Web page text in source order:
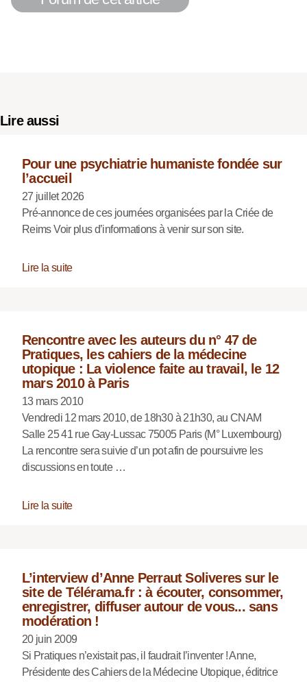
Lire aussi
Pour une psychiatrie humaniste fondée sur
l’accueil
27 juillet 2026
Pré-annonce de ces journées organisées par la Criée de
Reims Voir plus d’informations à venir sur son site.
Lire la suite
Rencontre avec les auteurs du n° 47 de
Pratiques, les cahiers de la médecine
utopique : La violence faite au travail, le 12
mars 2010 à Paris
13 mars 2010
Vendredi 12 mars 2010, de 18h30 à 21h30, au CNAM
Salle 25 41 rue Gay-Lussac 75005 Paris (M° Luxembourg)
La rencontre sera suivie d’un pot afin de poursuivre les
discussions en toute …
Lire la suite
L’interview d’Anne Perraut Soliveres sur le
site de Télérama.fr : à écouter, consommer,
enregistrer, diffuser autour de vous... sans
modération !
20 juin 2009
Si Pratiques n’existait pas, il faudrait l’inventer ! Anne,
Présidente des Cahiers de la Médecine Utopique, éditrice